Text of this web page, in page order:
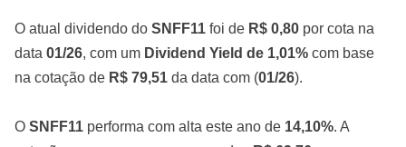
O atual dividendo do SNFF11 foi de R$ 0,80 por cota na
data 01/26, com um Dividend Yield de 1,01% com base
na cotação de R$ 79,51 da data com (01/26).
O SNFF11 performa com alta este ano de 14,10%. A